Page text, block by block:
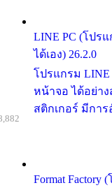
LINE PC (โปร
ได้เอง) 26.2.0
โปรแกรม
หน้าจอ ได้อย่า
สติกเกอร์ มีการ
Format Factory